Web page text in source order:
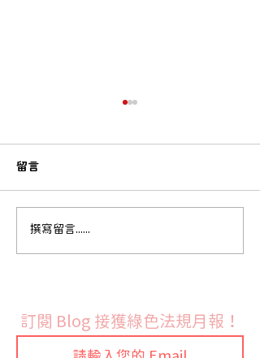
歐盟執委會發布 RoHS 指
留言
撰寫留言......
訂閱 Blog 接獲綠色法規月報！